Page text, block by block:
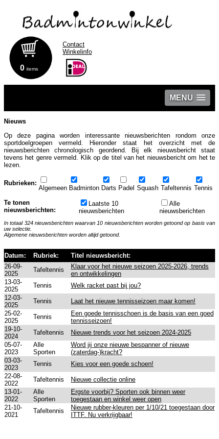
0 items
Contact
Winkelinfo
MENU
Nieuws
Op deze pagina worden interessante nieuwsberichten rondom onze
sportdoelgroepen vermeld. Hieronder staat het overzicht met de
nieuwsberichten chronologisch geordend. Bij elk nieuwsbericht staat
tevens het genre vermeld. Klik op de titel van het nieuwsbericht om het te
lezen.
Rubrieken:
Algemeen Badminton Darts Padel Squash Tafeltennis Tennis
Te tonen
nieuwsberichten:
Laatste 10
nieuwsberichten
Alle
nieuwsberichten
In totaal 324 nieuwsberichten waarvan 10 nieuwsberichten worden getoond op basis van
uw selectie.
Algemene nieuwsberichten worden altijd getoond.
Datum: Rubriek:
Titel nieuwsbericht:
26-09-
2025
Tafeltennis
Klaar voor het nieuwe seizoen 2025-2026, trends
en ontwikkelingen
13-03-
2025
Tennis
Welk racket past bij jou?
12-03-
2025
Tennis
Laat het nieuwe tennisseizoen maar komen!
25-02-
2025
Tennis
Een goede tennisschoen is de basis van een goed
tennisseizoen!
19-10-
2024
Tafeltennis
Nieuwe trends voor het seizoen 2024-2025
05-07-
2023
Alle
Sporten
Word jij onze nieuwe bespanner of nieuwe
(zaterdag-)kracht?
03-03-
2023
Tennis
Kies voor een goede schoen!
22-08-
2022
Tafeltennis
Nieuwe collectie online
13-01-
2022
Alle
Sporten
Ergste voorbij? Sporten ook binnen weer
toegestaan en winkel weer open
21-10-
2021
Tafeltennis
Nieuwe rubber-kleuren per 1/10/21 toegestaan door
ITTF. Nu verkrijgbaar!